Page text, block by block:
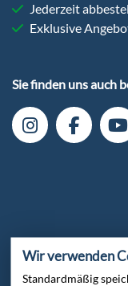
Sie finden uns auch
Jederzeit
Exklusive
Wir verwenden
Standardmäßig